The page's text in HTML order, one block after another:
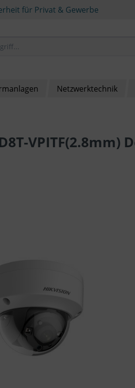
für Privat & Gewerbe
Netzwerktechnik
VPITF(2.8mm)